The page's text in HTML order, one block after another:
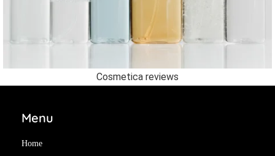
Cosmetica reviews
Menu
Home